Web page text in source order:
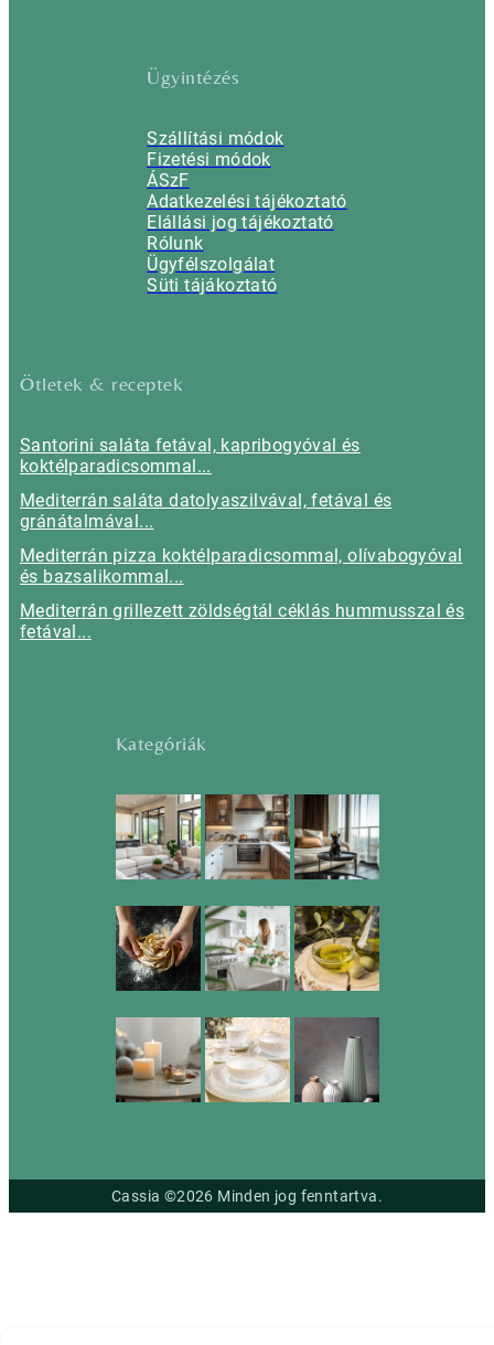
Ügyintézés
Szállítási módok
Fizetési módok
ÁSzF
Adatkezelési tájékoztató
Elállási jog tájékoztató
Rólunk
Ügyfélszolgálat
Süti tájákoztató
Ötletek & receptek
Santorini saláta fetával, kapribogyóval és
koktélparadicsommal...
Mediterrán saláta datolyaszilvával, fetával és
gránátalmával...
Mediterrán pizza koktélparadicsommal, olívabogyóval
és bazsalikommal...
Mediterrán grillezett zöldségtál céklás hummusszal és
fetával...
Kategóriák
Cassia ©2026 Minden jog fenntartva.